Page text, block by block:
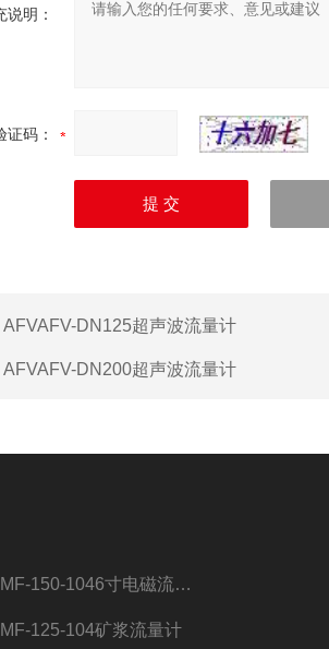
说明：
证码：
AFVAFV-DN125超声波流量计
AFVAFV-DN200超声波流量计
AMF-150-1046寸电磁流量计
125-104矿浆流量计